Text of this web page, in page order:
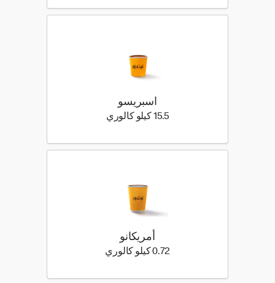
اسبريسو
15.5 كيلو كالوري
أمريكانو
0.72 كيلو كالوري 0.72 كيلو سعرة حرارية